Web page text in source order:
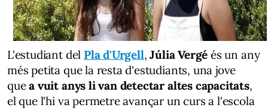
L'estudiant del Pla d'Urgell,Júlia Vergé és un any
més petita que la resta d'estudiants, una jove
quea vuit anys li van detectar altes capacitats,
el que l'hi va permetre avançar un curs a l'escola